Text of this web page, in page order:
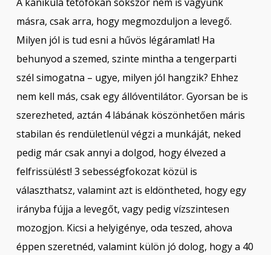
A kánikula tetőfokán sokszor nem is vágyunk
másra, csak arra, hogy megmozduljon a levegő.
Milyen jól is tud esni a hűvös légáramlat! Ha
behunyod a szemed, szinte mintha a tengerparti
szél simogatna – ugye, milyen jól hangzik? Ehhez
nem kell más, csak egy állóventilátor. Gyorsan be is
szerezheted, aztán 4 lábának köszönhetően máris
stabilan és rendületlenül végzi a munkáját, neked
pedig már csak annyi a dolgod, hogy élvezed a
felfrissülést! 3 sebességfokozat közül is
választhatsz, valamint azt is eldöntheted, hogy egy
irányba fújja a levegőt, vagy pedig vízszintesen
mozogjon. Kicsi a helyigénye, oda teszed, ahova
éppen szeretnéd, valamint külön jó dolog, hogy a 40